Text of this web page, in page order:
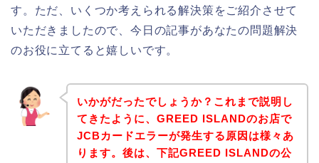
す。ただ、いくつか考えられる解決策をご紹介させて
いただきましたので、今日の記事があなたの問題解決
のお役に立てると嬉しいです。
いかがだったでしょうか？これまで説明し
てきたように、GREED ISLANDのお店で
JCBカードエラーが発生する原因は様々あ
ります。後は、下記GREED ISLANDの公